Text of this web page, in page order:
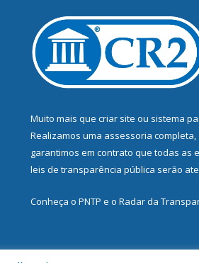
Muito mais que criar site ou sistema
Realizamos uma assessoria completa,
garantimos em contrato que todas as
leis de transparência pública serão
Conheça o PNTP e o Radar da